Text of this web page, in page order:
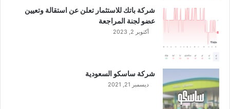
ع
ع
شركة باتك للاستثمار تعلن عن استقالة وتعيين
عضو لجنة المراجعة
أكتوبر 2, 2023
شركة ساسكو السعودية
ديسمبر 21, 2021